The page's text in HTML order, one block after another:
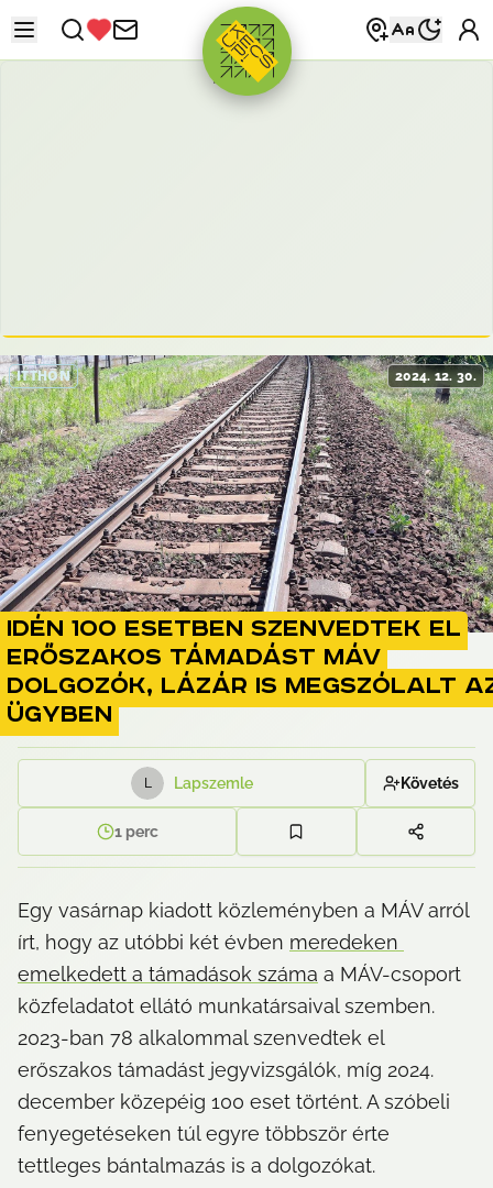
HIRDETÉS
ITTHON 2024. 12. 30.
Idén 100 esetben szenvedtek el
erőszakos támadást MÁV
dolgozók, Lázár is megszólalt
ügyben
L Lapszemle Követés
1perc
Egy vasárnap kiadott közleményben a MÁV arról
írt, hogy az utóbbi két évben meredeken
emelkedett a támadások száma a MÁV-csoport
közfeladatot ellátó munkatársaival szemben.
2023-ban 78 alkalommal szenvedtek el
erőszakos támadást jegyvizsgálók, míg 2024.
december közepéig 100 eset történt. A szóbeli
fenyegetéseken túl egyre többször érte
tettleges bántalmazás is a dolgozókat.